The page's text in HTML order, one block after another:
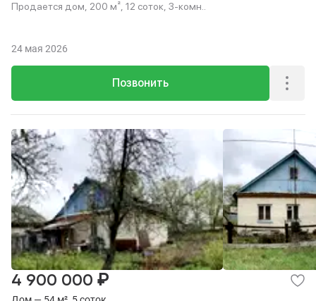
Продается дом, 200 м², 12 соток, 3-комн..
Позвонить
24 мая 2026
4 900 000 ₽